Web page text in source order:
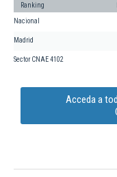
Ranking
Nacional
Madrid
Sector CNAE 4102
Acceda a